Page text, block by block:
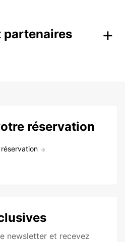
partenaires
réservation
newsletter et recevez